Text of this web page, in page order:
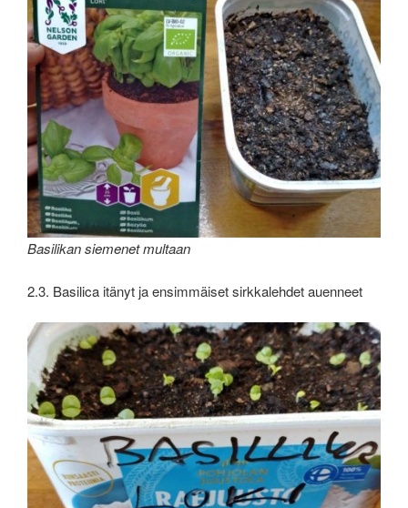
Basilikan siemenet multaan
2.3. Basilica itänyt ja ensimmäiset sirkkalehdet auenneet